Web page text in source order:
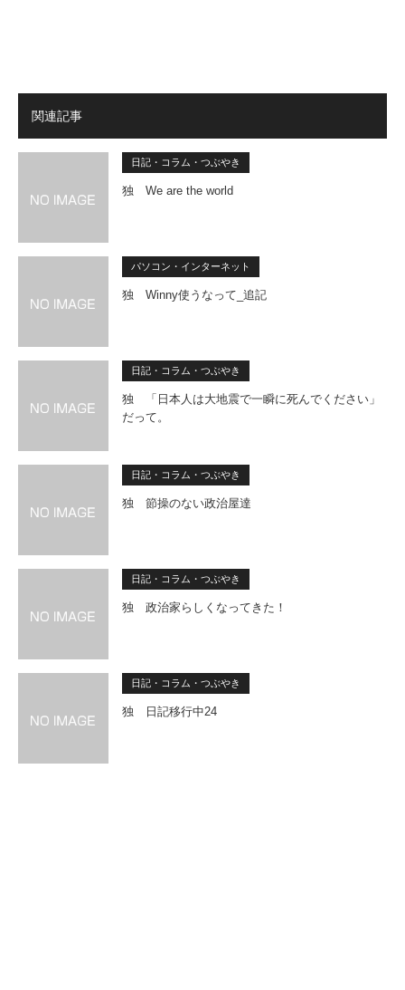
関連記事
日記・コラム・つぶやき
独 We are the world
パソコン・インターネット
独 Winny使うなって_追記
日記・コラム・つぶやき
独 「日本人は大地震で一瞬に死んでください」
だって。
日記・コラム・つぶやき
独 節操のない政治屋達
日記・コラム・つぶやき
独 政治家らしくなってきた！
日記・コラム・つぶやき
独 日記移行中24